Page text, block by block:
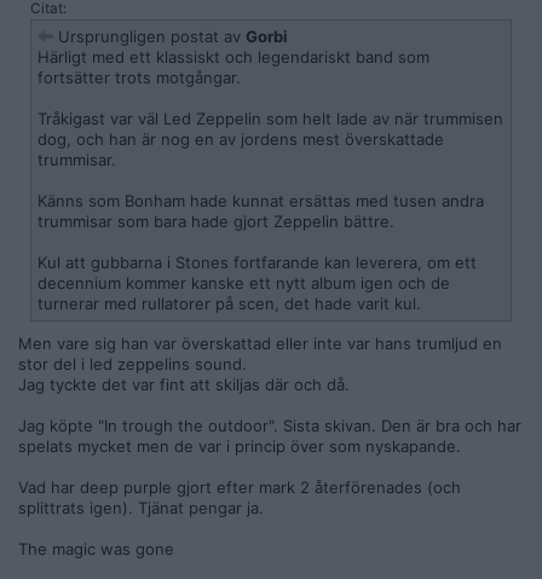
Citat:
Ursprungligen postat av Gorbi
Härligt med ett klassiskt och legendariskt band som
fortsätter trots motgångar.
Tråkigast var väl Led Zeppelin som helt lade av när trummisen
dog, och han är nog en av jordens mest överskattade
trummisar.
Känns som Bonham hade kunnat ersättas med tusen andra
trummisar som bara hade gjort Zeppelin bättre.
Kul att gubbarna i Stones fortfarande kan leverera, om ett
decennium kommer kanske ett nytt album igen och de
turnerar med rullatorer på scen, det hade varit kul.
Men vare sig han var överskattad eller inte var hans trumljud en
stor del i led zeppelins sound.
Jag tyckte det var fint att skiljas där och då.
Jag köpte "In trough the outdoor". Sista skivan. Den är bra och har
spelats mycket men de var i princip över som nyskapande.
Vad har deep purple gjort efter mark 2 återförenades (och
splittrats igen). Tjänat pengar ja.
The magic was gone